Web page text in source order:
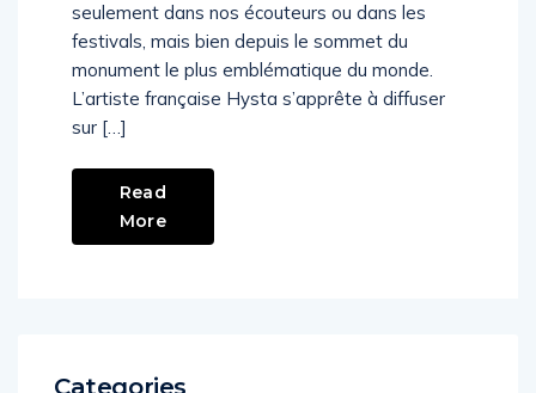
seulement dans nos écouteurs ou dans les
festivals, mais bien depuis le sommet du
monument le plus emblématique du monde.
L’artiste française Hysta s’apprête à diffuser
sur […]
Read
More
Categories